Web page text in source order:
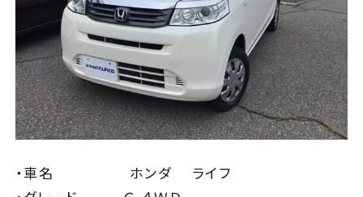
店舗案内
松本店・カーケアセンター
南長野店
諏訪店
・車名 ホンダ ライフ